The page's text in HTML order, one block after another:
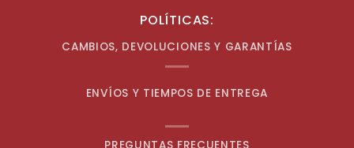
POLÍTICAS:
CAMBIOS, DEVOLUCIONES Y GARANTÍAS
ENVÍOS Y TIEMPOS DE ENTREGA